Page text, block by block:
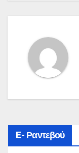
E- Ραντεβού